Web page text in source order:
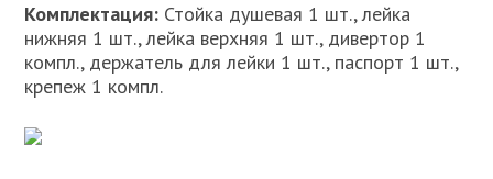
Комплектация: Стойка душевая 1 шт., лейка
нижняя 1 шт., лейка верхняя 1 шт., дивертор 1
компл., держатель для лейки 1 шт., паспорт 1 шт.,
крепеж 1 компл.